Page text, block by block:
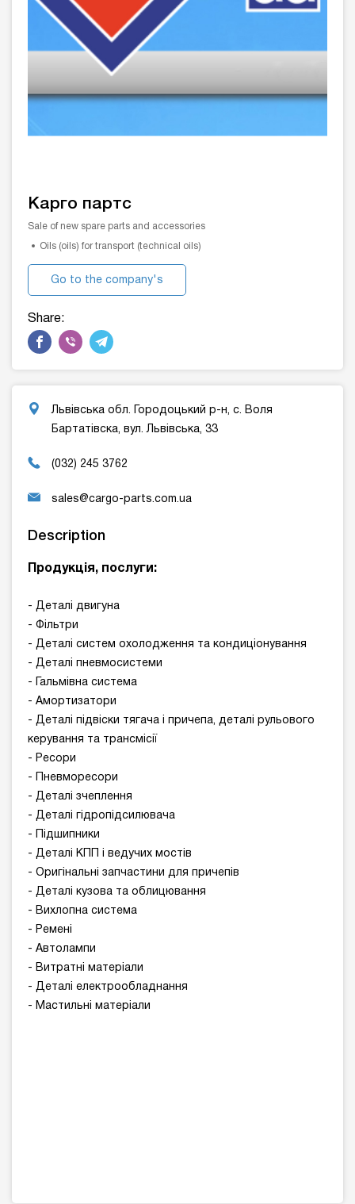
Карго партс
Sale of new spare parts and accessories
Oils (oils) for transport (technical oils)
Go to the company's
Share:
Львівська обл. Городоцький р-н, с. Воля
Бартатівска, вул. Львівська, 33
(032) 245 3762
sales@cargo-parts.com.ua
Description
Продукція, послуги:
- Деталі двигуна
- Фільтри
- Деталі систем охолодження та кондиціонування
- Деталі пневмосистеми
- Гальмівна система
- Амортизатори
- Деталі підвіски тягача і причепа, деталі рульового
керування та трансмісії
- Ресори
- Пневморесори
- Деталі зчеплення
- Деталі гідропідсилювача
- Підшипники
- Деталі КПП і ведучих мостів
- Оригінальні запчастини для причепів
- Деталі кузова та облицювання
- Вихлопна система
- Ремені
- Автолампи
- Витратні матеріали
- Деталі електрообладнання
- Мастильні матеріали